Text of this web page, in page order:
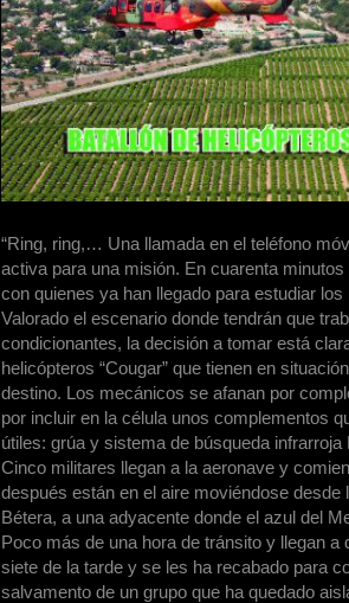
“Ring, ring,… Una llamada en el teléfono
activa para una misión. En cuarenta
con quienes ya han llegado para estudiar
Valorado el escenario donde tendrán que
condicionantes, la decisión a tomar está
helicópteros “Cougar” que tienen en
destino. Los mecánicos se afanan por
por incluir en la célula unos complementos
útiles: grúa y sistema de búsqueda
Cinco militares llegan a la aeronave y
después están en el aire moviéndose
Bétera, a una adyacente donde el azul del
Poco más de una hora de tránsito y llegan
siete de la tarde y se les ha recabado para
salvamento de un grupo que ha quedado